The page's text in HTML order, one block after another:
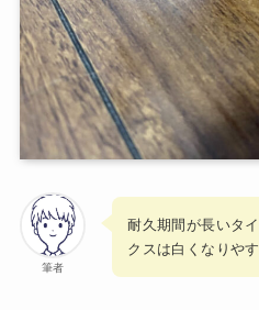
筆者
耐久期間が長いタ
クスは白くなりや